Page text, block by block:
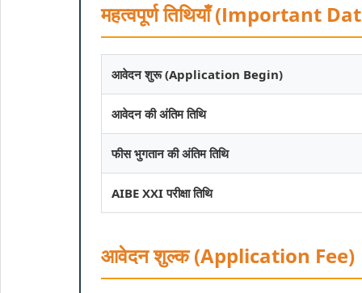
महत्वपूर्ण तिथियाँ (Important
आवेदन शुरू (Application Begin)
आवेदन की अंतिम तिथि
फीस भुगतान की अंतिम तिथि
AIBE XXI परीक्षा तिथि
आवेदन शुल्क (Application Fee)